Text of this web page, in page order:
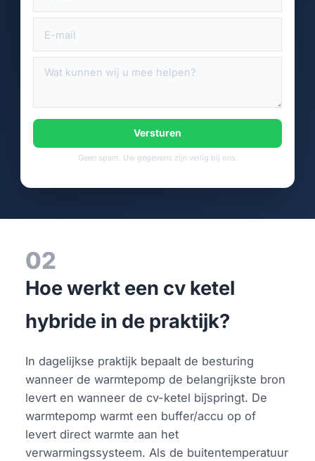
Versturen
Geen spam. Uw gegevens zijn veilig bij ons.
02
Hoe werkt een cv ketel
hybride in de praktijk?
In dagelijkse praktijk bepaalt de besturing
wanneer de warmtepomp de belangrijkste bron
levert en wanneer de cv-ketel bijspringt. De
warmtepomp warmt een buffer/accu op of
levert direct warmte aan het
verwarmingssysteem. Als de buitentemperatuur